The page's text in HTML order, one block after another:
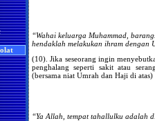
“Wahai keluarga Muhammad,
hendaklah melakukan ihram dengan
(10). Jika seseorang ingin
penghalang seperti sakit atau
(bersama niat Umrah dan Haji di
“Ya Allah, tempat tahallulku adalah